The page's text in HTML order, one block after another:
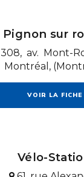
Pignon sur
av. Mont-
Montréal,
VOIR LA FICHE
Vélo-